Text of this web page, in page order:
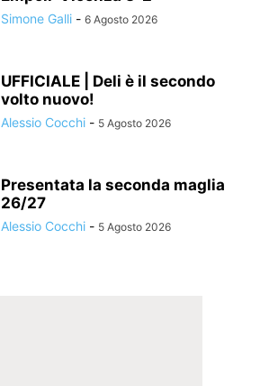
Simone Galli - 6 Agosto 2026
UFFICIALE | Deli è il secondo
volto nuovo!
Alessio Cocchi - 5 Agosto 2026
Presentata la seconda maglia
26/27
Alessio Cocchi - 5 Agosto 2026